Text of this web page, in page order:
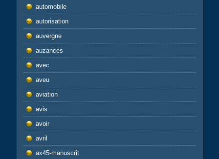
automobile
autorisation
auvergne
auzances
avec
aveu
aviation
avis
avoir
avril
ax45-manuscrit